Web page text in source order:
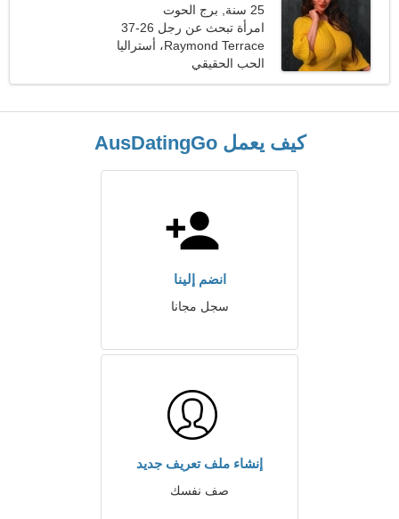
25 سنة, برج الحوت
امرأة تبحث عن رجل 26-37
Raymond Terrace، أستراليا
الحب الحقيقي
كيف يعمل AusDatingGo
انضم إلينا
سجل مجانا
إنشاء ملف تعريف جديد
صف نفسك